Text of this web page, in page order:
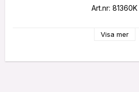
Art.nr: 81360K
Visa mer